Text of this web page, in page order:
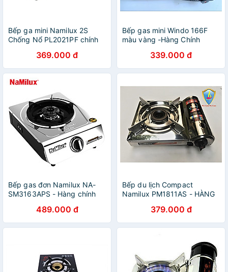
Bếp ga mini Namilux 2S
Chống Nổ PL2021PF chính
369.000 đ
Bếp gas mini Windo 166F
màu vàng -Hàng Chính
339.000 đ
Bếp gas đơn Namilux NA-
SM3163APS - Hàng chính
489.000 đ
Bếp du lịch Compact
Namilux PM1811AS - HÀNG
379.000 đ